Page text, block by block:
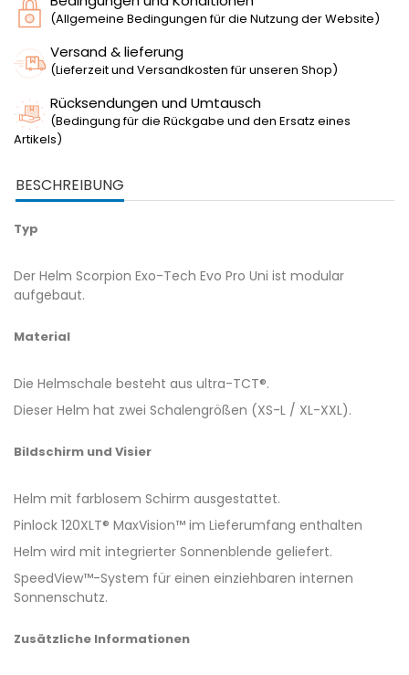
(Allgemeine Bedingungen für die Nutzung der Website)
Versand & lieferung
(Lieferzeit und Versandkosten für unseren Shop)
Rücksendungen und Umtausch
(Bedingung für die Rückgabe und den Ersatz eines
Artikels)
BESCHREIBUNG
Typ
Der Helm Scorpion Exo-Tech Evo Pro Uni ist modular
aufgebaut.
Material
Die Helmschale besteht aus ultra-TCT®.
Dieser Helm hat zwei Schalengrößen (XS-L / XL-XXL).
Bildschirm und Visier
Helm mit farblosem Schirm ausgestattet.
Pinlock 120XLT® MaxVision™ im Lieferumfang enthalten
Helm wird mit integrierter Sonnenblende geliefert.
SpeedView™-System für einen einziehbaren internen
Sonnenschutz.
Zusätzliche Informationen